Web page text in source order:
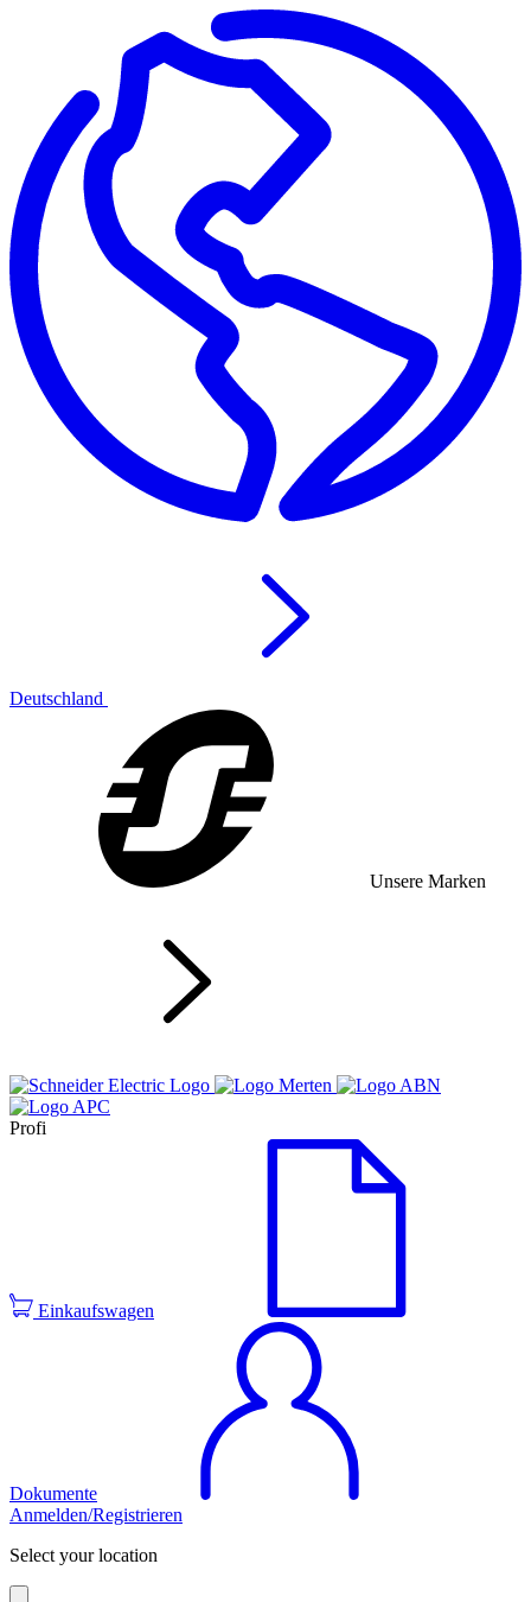
Deutschland
Unsere Marken
Profi
Einkaufswagen
Dokumente
Anmelden/Registrieren
Select your location